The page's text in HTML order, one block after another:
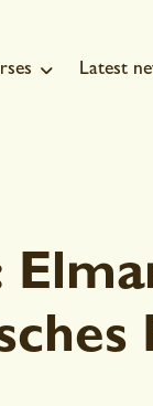
 Latest